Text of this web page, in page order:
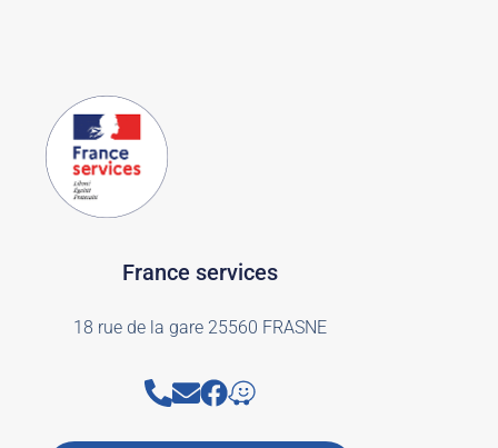
France services
18 rue de la gare 25560 FRASNE